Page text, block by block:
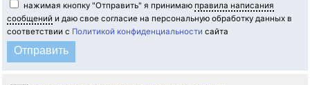
нажимая кнопку "Отправить" я принимаю правила написания
сообщений и даю свое согласие на персональную обработку данных в
соответствии с Политикой конфиденциальности сайта